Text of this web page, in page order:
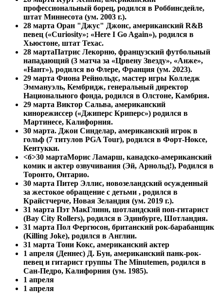
профессиональный борец, родился в Роббинсдейле,
штат Миннесота (ум. 2003 г.).
28 марта Оран "Джус" Джонс, американский R&B
певец («Curiosity»; «Here I Go Again»), родился в
Хьюстоне, штат Техас.
28 мартаПатрис Лекорню, французский футбольный
нападающий (3 матча за «Црвену Звезду», «Анже»,
«Нант»), родился во Флере, Франция (ум. 2023).
29 марта Фиона Рейнольдс, мастер игры Колледж
Эммануэль, Кембридж, генеральный директор
Национального фонда, родился в Олстоне, Камбрия.
29 марта Виктор Сальва, американский
кинорежиссер («Джиперс Криперс») родился в
Мартинесе, Калифорния.
30 марта. Джои Синделар, американский игрок в
гольф (7 титулов PGA Tour), родился в Форт-Ноксе,
Кентукки.
<б>30 мартаМорис Ламарш, канадско-американский
комик и актер озвучивания (Эй, Арнольд!), Родился в
Торонто, Онтарио.
30 марта Питер Эллис, новозеландский осужденный
за жестокое обращение с детьми , родился в
Крайстчерче, Новая Зеландия (ум. 2019 г.).
31 марта Пэт МакГлинн, шотландский поп-гитарист
(Bay City Rollers), родился в Эдинбурге, Шотландия.
31 марта Пол Фергюсон, британский рок-барабанщик
(Killing Joke), родился в Англии.
31 марта Тони Кокс, американский актер
1 апреля (Деннес) Д. Бун, американский панк-рок-
певец и гитарист группы The Minutemen, родился в
Сан-Педро, Калифорния (ум. 1985).
1 апреля
1 апреля